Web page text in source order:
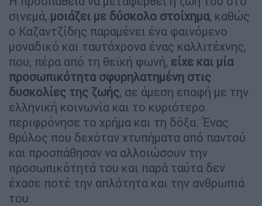
σινεμά, μοιάζει με δύσκολο στοίχημα, καθώς
ο Καζαντζίδης παραμένει ένα φαινόμενο
μοναδικό και ταυτόχρονα ένας καλλιτέχνης,
που, πέρα από τη θεϊκή φωνή, είχε και μία
προσωπικότητα σφυρηλατημένη στις
δυσκολίες της ζωής, σε άμεση επαφή με την
ελληνική κοινωνία και το κυριότερο
περιφρόνησε το χρήμα και τη δόξα. Ένας
θρύλος που δεχόταν χτυπήματα από παντού
και προσπάθησαν να αλλοιώσουν την
προσωπικότητά του και παρά ταύτα δεν
έχασε ποτέ την απλότητα και την ανθρωπιά
του.